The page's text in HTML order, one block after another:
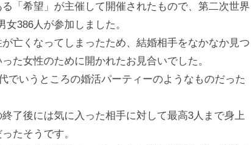
「希望」が主催して開催されたもので、第二次世界
386人が参加しました。
亡くなってしまったため、結婚相手をなかなか見つ
た女性のために開かれたお見合いでした。
でいうところの婚活パーティーのようなものだった
了後には気に入った相手に対して最高3人まで身上
たそうです。